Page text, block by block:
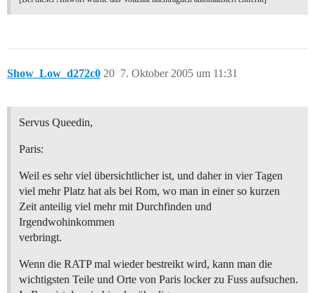
Show_Low_d272c0 7. Oktober 2005 um 11:31
20
Servus Queedin,
Paris:
Weil es sehr viel übersichtlicher ist, und daher in vier Tagen
viel mehr Platz hat als bei Rom, wo man in einer so kurzen
Zeit anteilig viel mehr mit Durchfinden und
Irgendwohinkommen
verbringt.
Wenn die RATP mal wieder bestreikt wird, kann man die
wichtigsten Teile und Orte von Paris locker zu Fuss aufsuchen.